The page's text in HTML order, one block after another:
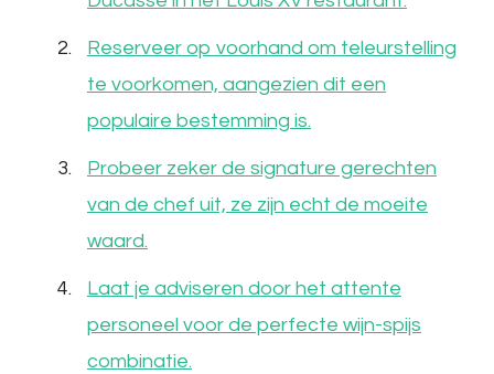
Reserveer op voorhand om teleurstelling
te voorkomen, aangezien dit een
populaire bestemming is.
Probeer zeker de signature gerechten
van de chef uit, ze zijn echt de moeite
waard.
Laat je adviseren door het attente
personeel voor de perfecte wijn-spijs
combinatie.